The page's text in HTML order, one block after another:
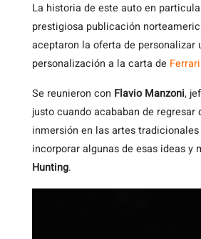
La historia de este auto en
prestigiosa publicación
aceptaron la oferta de personalizar
personalización a la carta de Ferrari
Se reunieron con Flavio Manzoni,
justo cuando acababan de
inmersión en las artes
incorporar algunas de esas ideas
Hunting.